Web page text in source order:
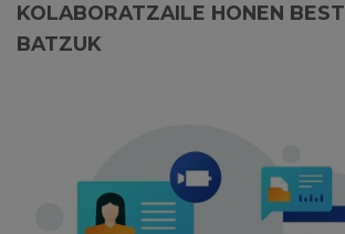
KOLABORATZAILE HONEN
BATZUK